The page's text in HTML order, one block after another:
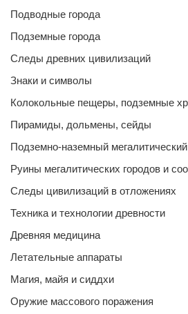
Подводные города
Подземные города
Следы древних цивилизаций
Знаки и символы
Колокольные пещеры, подземные
Пирамиды, дольмены, сейды
Подземно-наземный
Руины мегалитических городов и
Следы цивилизаций в отложениях
Техника и технологии древности
Древняя медицина
Летательные аппараты
Магия, майя и сиддхи
Оружие массового поражения